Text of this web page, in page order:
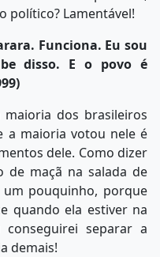
político? Lamentável!
Funciona. Eu sou
disso. E o povo é
dos brasileiros
a maioria votou nele é
dele. Como dizer
de maçã na salada de
pouquinho, porque
quando ela estiver na
separar a
demais!